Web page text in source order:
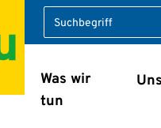
Suche
Navigation
Was wir
tun